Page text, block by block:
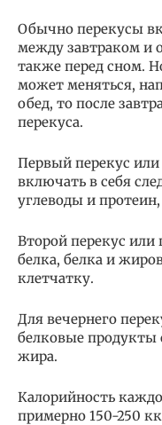
Обычно перекусы
между завтраком и
также перед сном.
может меняться,
обед, то после
перекуса.
Первый перекус
включать в себя
углеводы и
Второй перекус или
белка, белка и
клетчатку.
Для вечернего
белковые
жира.
Калорийность
примерно 150-250